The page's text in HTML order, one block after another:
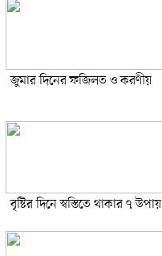
জুমার দিনের ফজিলত ও করণীয়
বৃষ্টির দিনে স্বস্তিতে থাকার ৭ উপায়